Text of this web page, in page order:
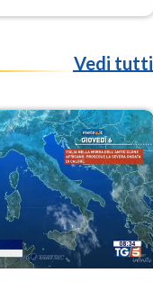
tra il 7
Vedi tutti